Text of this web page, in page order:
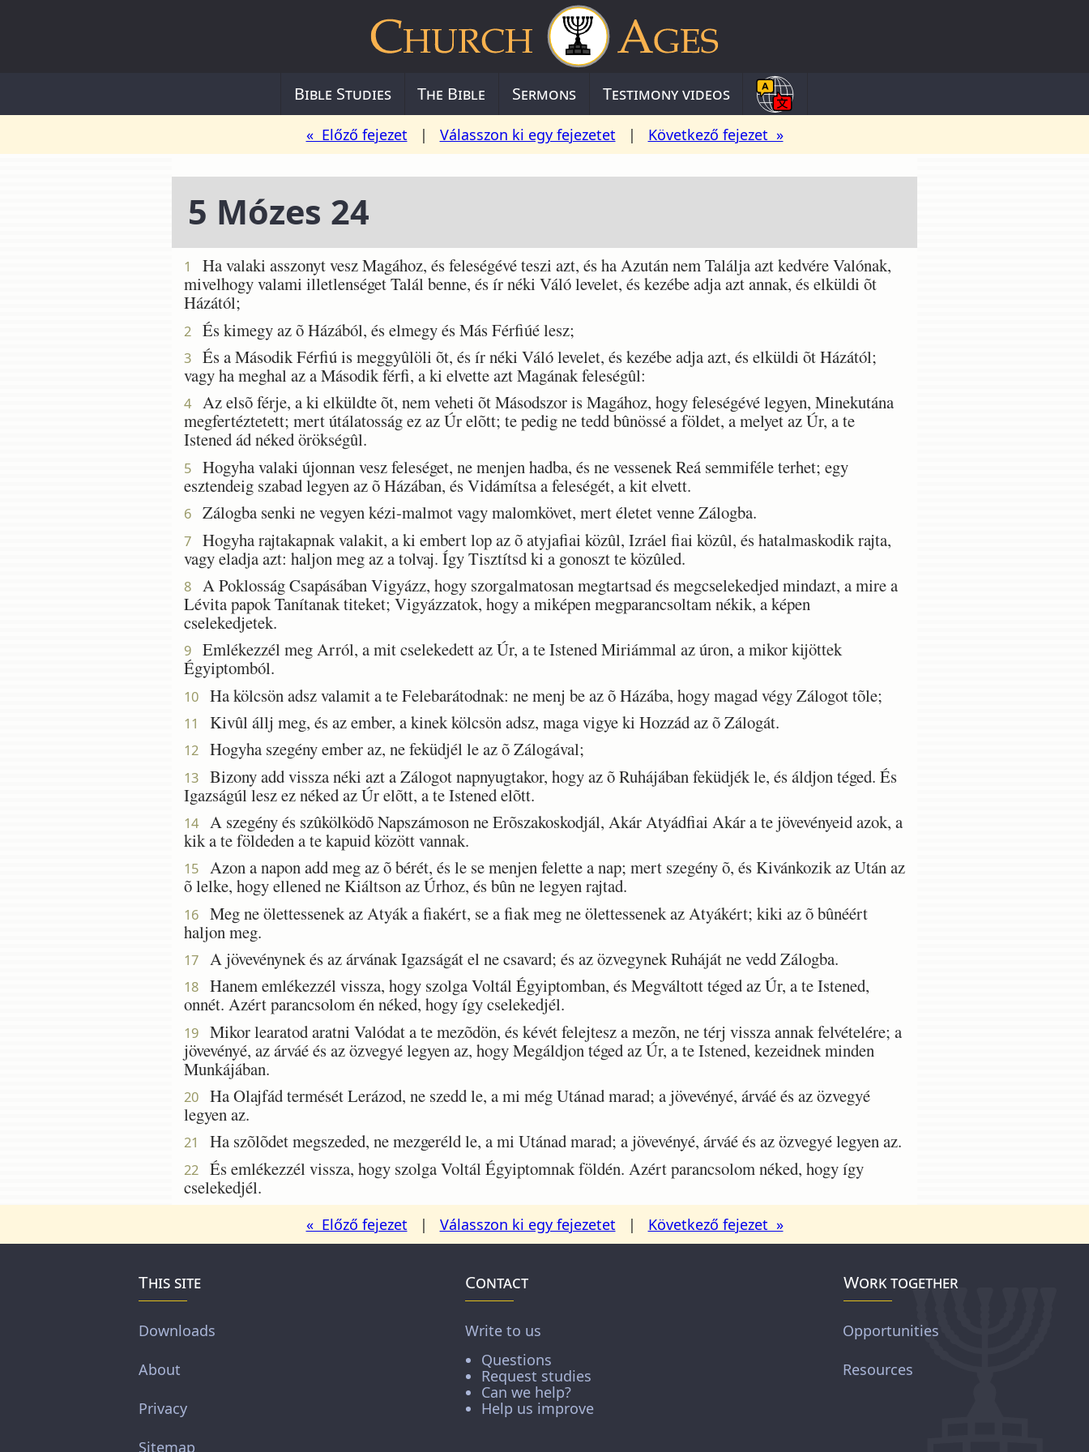
Bible Studies The Bible Sermons Testimony videos
« Előző fejezet | Válasszon ki egy fejezetet | Következő fejezet »
5 Mózes 24
1
Ha valaki asszonyt vesz Magához, és feleségévé teszi azt, és ha Azután nem Találja azt kedvére Valónak,
mivelhogy valami illetlenséget Talál benne, és ír néki Váló levelet, és kezébe adja azt annak, és elküldi õt
Házától;
2 És kimegy az õ Házából, és elmegy és Más Férfiúé lesz;
3
És a Második Férfiú is meggyûlöli õt, és ír néki Váló levelet, és kezébe adja azt, és elküldi õt Házától;
vagy ha meghal az a Második férfi, a ki elvette azt Magának feleségûl:
4
Az elsõ férje, a ki elküldte õt, nem veheti õt Másodszor is Magához, hogy feleségévé legyen, Minekutána
megfertéztetett; mert útálatosság ez az Úr elõtt; te pedig ne tedd bûnössé a földet, a melyet az Úr, a te
Istened ád néked örökségûl.
5
Hogyha valaki újonnan vesz feleséget, ne menjen hadba, és ne vessenek Reá semmiféle terhet; egy
esztendeig szabad legyen az õ Házában, és Vidámítsa a feleségét, a kit elvett.
6 Zálogba senki ne vegyen kézi-malmot vagy malomkövet, mert életet venne Zálogba.
7
Hogyha rajtakapnak valakit, a ki embert lop az õ atyjafiai közûl, Izráel fiai közûl, és hatalmaskodik rajta,
vagy eladja azt: haljon meg az a tolvaj. Így Tisztítsd ki a gonoszt te közûled.
8
A Poklosság Csapásában Vigyázz, hogy szorgalmatosan megtartsad és megcselekedjed mindazt, a mire a
Lévita papok Tanítanak titeket; Vigyázzatok, hogy a miképen megparancsoltam nékik, a képen
cselekedjetek.
9
Emlékezzél meg Arról, a mit cselekedett az Úr, a te Istened Miriámmal az úron, a mikor kijöttek
Égyiptomból.
10 Ha kölcsön adsz valamit a te Felebarátodnak: ne menj be az õ Házába, hogy magad végy Zálogot tõle;
11 Kivûl állj meg, és az ember, a kinek kölcsön adsz, maga vigye ki Hozzád az õ Zálogát.
12 Hogyha szegény ember az, ne feküdjél le az õ Zálogával;
13
Bizony add vissza néki azt a Zálogot napnyugtakor, hogy az õ Ruhájában feküdjék le, és áldjon téged. És
Igazságúl lesz ez néked az Úr elõtt, a te Istened elõtt.
14
A szegény és szûkölködõ Napszámoson ne Erõszakoskodjál, Akár Atyádfiai Akár a te jövevényeid azok, a
kik a te földeden a te kapuid között vannak.
15
Azon a napon add meg az õ bérét, és le se menjen felette a nap; mert szegény õ, és Kivánkozik az Után az
õ lelke, hogy ellened ne Kiáltson az Úrhoz, és bûn ne legyen rajtad.
16
Meg ne ölettessenek az Atyák a fiakért, se a fiak meg ne ölettessenek az Atyákért; kiki az õ bûnéért
haljon meg.
17 A jövevénynek és az árvának Igazságát el ne csavard; és az özvegynek Ruháját ne vedd Zálogba.
18
Hanem emlékezzél vissza, hogy szolga Voltál Égyiptomban, és Megváltott téged az Úr, a te Istened,
onnét. Azért parancsolom én néked, hogy így cselekedjél.
19
Mikor learatod aratni Valódat a te mezõdön, és kévét felejtesz a mezõn, ne térj vissza annak felvételére; a
jövevényé, az árváé és az özvegyé legyen az, hogy Megáldjon téged az Úr, a te Istened, kezeidnek minden
Munkájában.
20
Ha Olajfád termését Lerázod, ne szedd le, a mi még Utánad marad; a jövevényé, árváé és az özvegyé
legyen az.
21 Ha szõlõdet megszeded, ne mezgeréld le, a mi Utánad marad; a jövevényé, árváé és az özvegyé legyen az.
22
És emlékezzél vissza, hogy szolga Voltál Égyiptomnak földén. Azért parancsolom néked, hogy így
cselekedjél.
« Előző fejezet | Válasszon ki egy fejezetet | Következő fejezet »
This site
Downloads
About
Privacy
Sitemap
Contact
Write to us
Questions
Request studies
Can we help?
Help us improve
Work together
Opportunities
Resources